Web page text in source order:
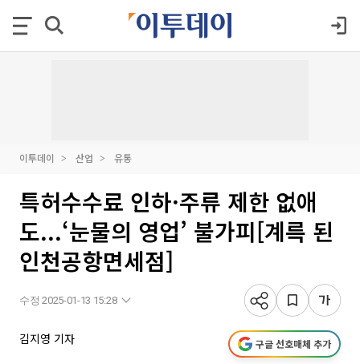
이투데이 산업 유통
특허수수료 인하·주류 제한 없애
도...‘눈물의 영업’ 불가피[계륵 된
인천공항면세점]
수정 2025-01-13 15:28
김지영 기자 구글 선호매체 추가